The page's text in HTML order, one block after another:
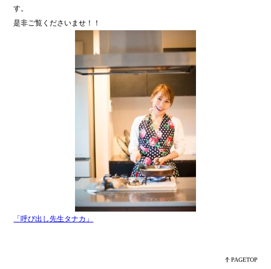
す。
是非ご覧くださいませ！！
「呼び出し先生タナカ」
PAGETOP